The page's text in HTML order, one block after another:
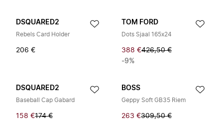
DSQUARED2
Rebels Card Holder
206 €
TOM FORD
Dots Sjaal 165x24
388 €426,50 €
-9%
DSQUARED2
Baseball Cap Gabard
158 €174 €
BOSS
Geppy Soft GB35 Riem
263 €309,50 €